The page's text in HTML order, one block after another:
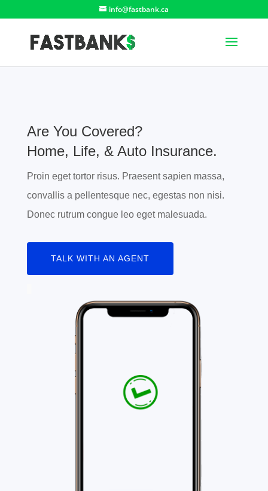
info@fastbank.ca
Are You Covered?
Home, Life, & Auto Insurance.
Proin eget tortor risus. Praesent sapien massa,
convallis a pellentesque nec, egestas non nisi.
Donec rutrum congue leo eget malesuada.
TALK WITH AN AGENT